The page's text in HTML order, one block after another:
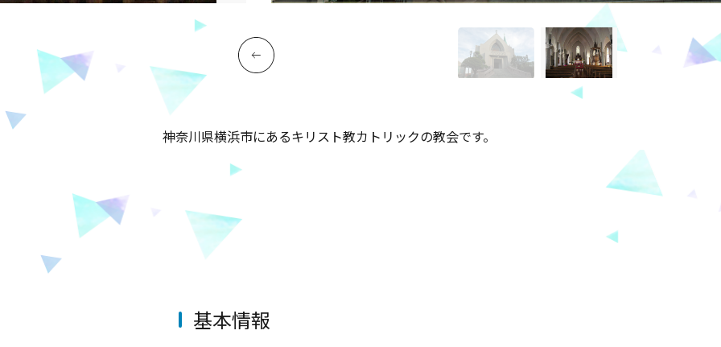
神奈川県横浜市にあるキリスト教カトリックの教会です。
基本情報